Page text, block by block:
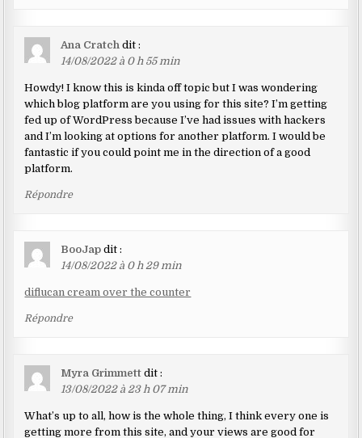
Ana Cratch dit :
14/08/2022 à 0 h 55 min
Howdy! I know this is kinda off topic but I was wondering
which blog platform are you using for this site? I’m getting
fed up of WordPress because I’ve had issues with hackers
and I’m looking at options for another platform. I would be
fantastic if you could point me in the direction of a good
platform.
Répondre
BooJap dit :
14/08/2022 à 0 h 29 min
diflucan cream over the counter
Répondre
Myra Grimmett dit :
13/08/2022 à 23 h 07 min
What’s up to all, how is the whole thing, I think every one is
getting more from this site, and your views are good for